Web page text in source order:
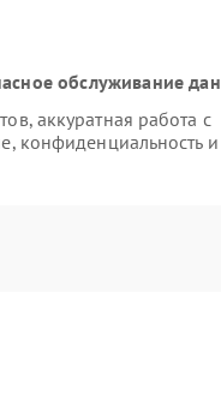
обслуживание
аккуратная работа с
конфиденциальность и